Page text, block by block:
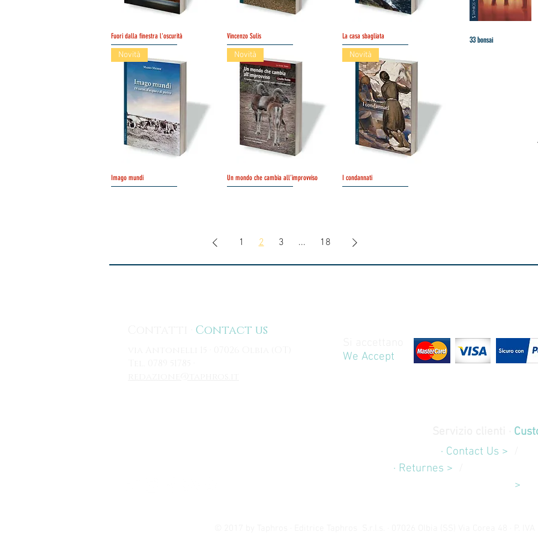
Schnellansicht
Fuori dalla finestra l'oscurità Schnellansicht
Vincenzo Sulis Schnellansicht
La casa sbagliata
Schnellansicht
Novità
Imago mundi Schnellansicht
Novità
Un mondo che cambia all’improvviso
Novità
I condannati
1 2 3 ... 18
Schnellansicht
33 bonsai
Contact us
We Accept
· Contact Us >
· Returnes >
>